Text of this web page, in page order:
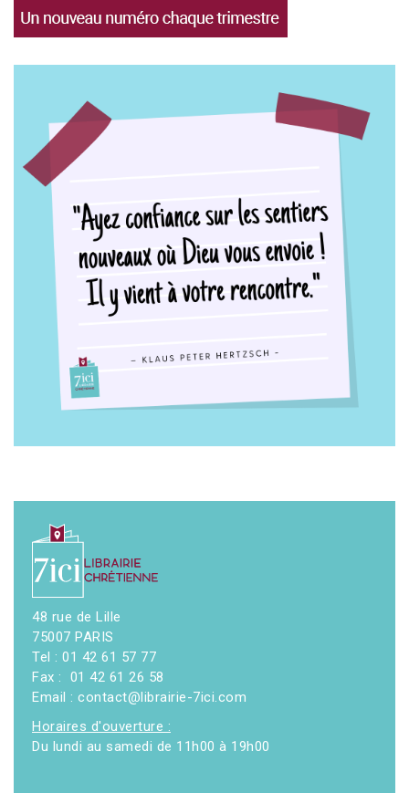
48 rue de Lille
75007 PARIS
Tel : 01 42 61 57 77
Fax : 01 42 61 26 58
Email : contact@librairie-7ici.com
Horaires d'ouverture :
Du lundi au samedi de 11h00 à 19h00